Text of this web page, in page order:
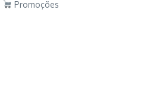
Promoções